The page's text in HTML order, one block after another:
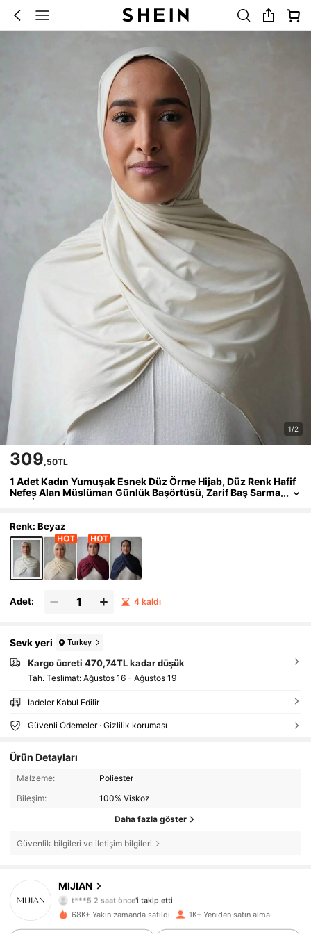
1/2
309,50TL
1 Adet Kadın Yumuşak Esnek Düz Örme Hijab, Düz Renk Hafif
Nefes Alan Müslüman Günlük Başörtüsü, Zarif Baş Sarma
Şalı, İslami Moda Şal
Renk: Beyaz
Adet: 4 kaldı
Sevk yeri Turkey
Kargo ücreti 470,74TL kadar düşük
Tah. Teslimat: Ağustos 16 - Ağustos 19
İadeler Kabul Edilir
Güvenli Ödemeler · Gizlilik koruması
Ürün Detayları
Malzeme:
Poliester
Bileşim:
100% Viskoz
Daha fazla göster
Güvenlik bilgileri ve iletişim bilgileri
MIJIAN
4,72
t***5 2 saat önce
s***0 göz atıyor
4,72
559 Takipçiler
68K+ Yakın zamanda satıldı 1K+ Yeniden satın alma